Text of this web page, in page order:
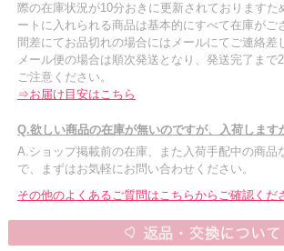
際の在庫状況が10分おきに更新されておりますた
ートに入れられる商品は基本的にすべて在庫がご
間差にてお品切れの場合にはメールにてご連絡差
メール便の場合は順次発送となり、発送完了まで
ご注意ください。
⇒お届け目安はこちら
Q.欲しい商品の在庫が無いのですが、入荷します
A.ショップ掲載前の在庫、また入荷手配中の商品
で、まずはお気軽にお問い合わせください。
その他のよくあるご質問はこちらからご確認くだ